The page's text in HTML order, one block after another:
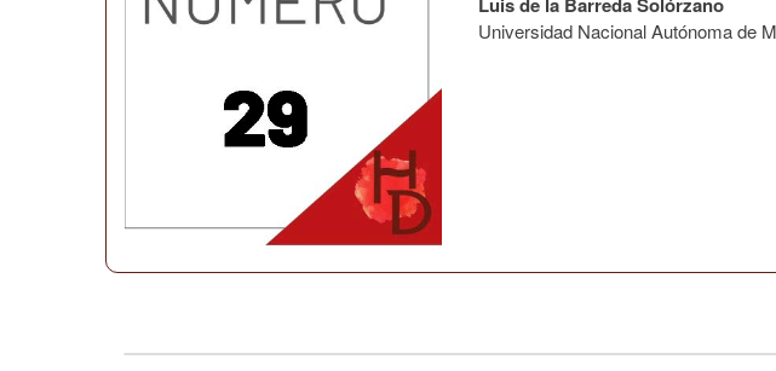
Universidad Nacional Autónoma de